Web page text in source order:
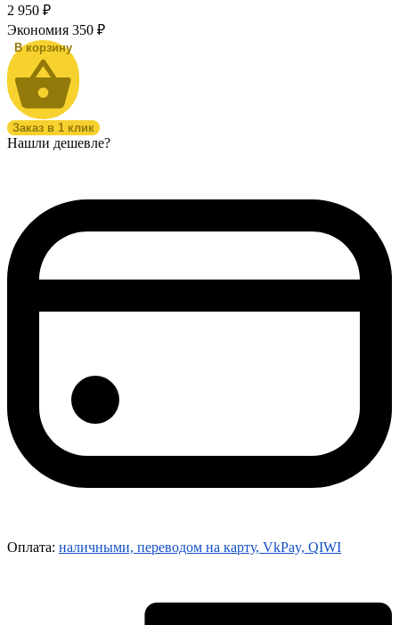
2 950 ₽
Экономия 350 ₽
Заказ в 1 клик
Нашли дешевле?
Оплата: наличными, переводом на карту, VkPay, QIWI